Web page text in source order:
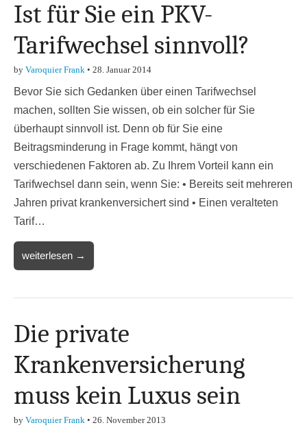
Ist für Sie ein PKV-
Tarifwechsel sinnvoll?
by Varoquier Frank • 28. Januar 2014
Bevor Sie sich Gedanken über einen Tarifwechsel
machen, sollten Sie wissen, ob ein solcher für Sie
überhaupt sinnvoll ist. Denn ob für Sie eine
Beitragsminderung in Frage kommt, hängt von
verschiedenen Faktoren ab. Zu Ihrem Vorteil kann ein
Tarifwechsel dann sein, wenn Sie: • Bereits seit mehreren
Jahren privat krankenversichert sind • Einen veralteten
Tarif…
weiterlesen →
Die private
Krankenversicherung
muss kein Luxus sein
by Varoquier Frank • 26. November 2013